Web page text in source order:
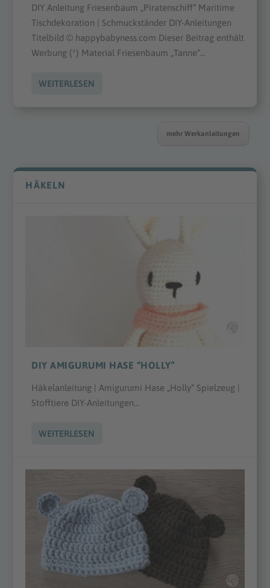
DIY Anleitung Friesenbaum „Piratenschiff“ Maritime
Tischdekoration | Schmuckständer DIY-Anleitungen
Titelbild © happybabyness.com Dieser Beitrag enthält
Werbung (*) Material Friesenbaum „Tanne“...
WEITERLESEN
mehr Werkanleitungen
HÄKELN
DIY AMIGURUMI HASE “HOLLY”
Häkelanleitung | Amigurumi Hase „Holly“ Spielzeug |
Stofftiere DIY-Anleitungen...
WEITERLESEN